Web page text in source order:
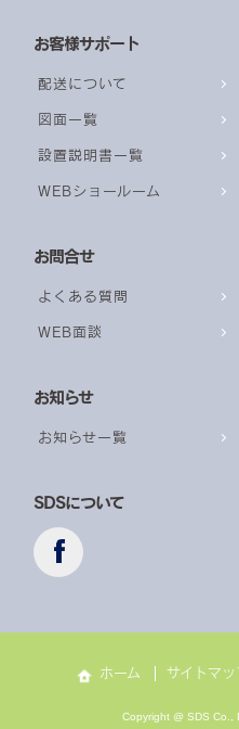
お客様サポート
配送について
図面一覧
設置説明書一覧
WEBショールーム
お問合せ
よくある質問
WEB面談
お知らせ
お知らせ一覧
SDSについて
ホーム サイトマッ
Copyright @ SDS Co.,